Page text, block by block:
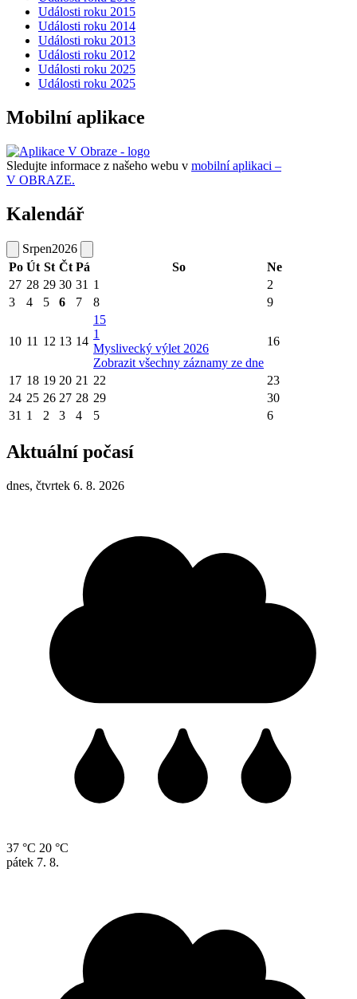
Události roku 2015
Události roku 2014
Události roku 2013
Události roku 2012
Události roku 2025
Události roku 2025
Mobilní aplikace
Sledujte informace z našeho webu v mobilní aplikaci –
V OBRAZE.
Kalendář
Srpen2026
Po Út St Čt Pá So
Ne
27 28 29 30 31 1
2
3
4 5 6 7 8 9
10 11 12 13 14
15
1
Myslivecký výlet 2026
Zobrazit všechny záznamy ze dne
16
17 18 19 20 21 22
23
24 25 26 27 28 29
30
31 1 2 3 4 5 6
Aktuální počasí
dnes, čtvrtek 6. 8. 2026
37 °C 20 °C
pátek 7. 8.